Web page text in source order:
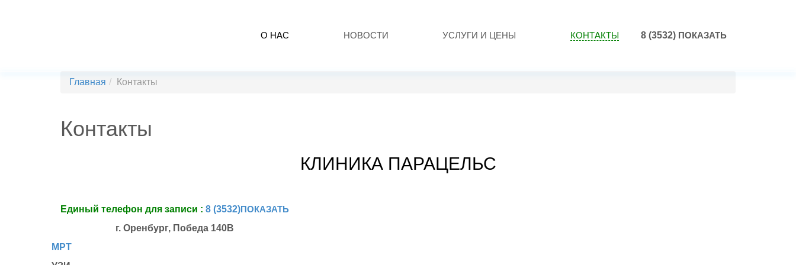
О НАС НОВОСТИ УСЛУГИ И ЦЕНЫ КОНТАКТЫ 8 (3532) ПОКАЗАТЬ
Главная Контакты
Контакты
КЛИНИКА ПАРАЦЕЛЬС
Единый телефон для записи : 8 (3532)ПОКАЗАТЬ
г. Оренбург, Победa 140В
МРТ